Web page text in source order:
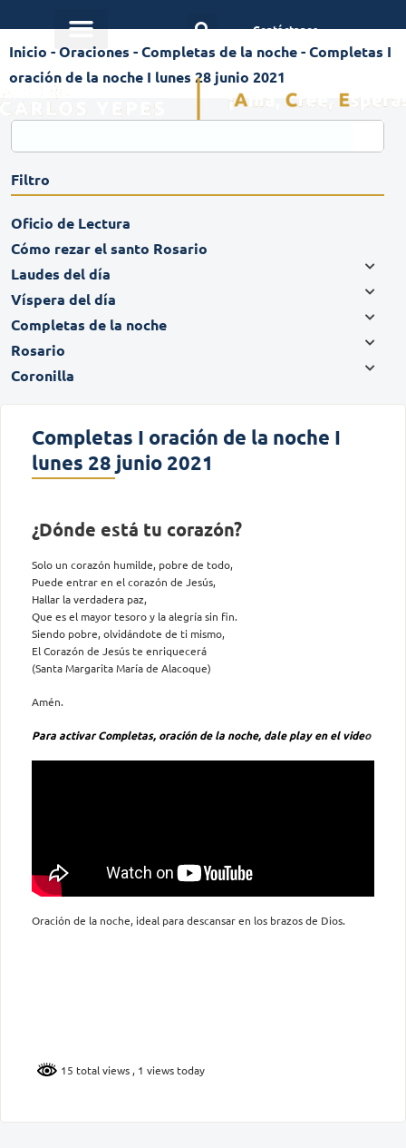
Contáctanos
Inicio -Oraciones -Completas de la noche-Completas I
oración de la noche I lunes 28 junio 2021
Filtro
Oficio de Lectura
Cómo rezar el santo Rosario
Laudes del día
Víspera del día
Completas de la noche
Rosario
Coronilla
Completas I oración de la noche I
lunes 28 junio 2021
¿Dónde está tu corazón?
Solo un corazón humilde, pobre de todo,
Puede entrar en el corazón de Jesús,
Hallar la verdadera paz,
Que es el mayor tesoro y la alegría sin fin.
Siendo pobre, olvidándote de ti mismo,
El Corazón de Jesús te enriquecerá
(Santa Margarita María de Alacoque)
Amén.
Para activar Completas, oración de la noche, dale play en el video
Oración de la noche, ideal para descansar en los brazos de Dios.
15 total views , 1 views today